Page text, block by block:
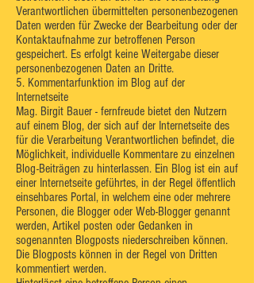
Verantwortlichen übermittelten personenbezogenen
Daten werden für Zwecke der Bearbeitung oder der
Kontaktaufnahme zur betroffenen Person
gespeichert. Es erfolgt keine Weitergabe dieser
personenbezogenen Daten an Dritte.
5. Kommentarfunktion im Blog auf der
Internetseite
Mag. Birgit Bauer - fernfreude bietet den Nutzern
auf einem Blog, der sich auf der Internetseite des
für die Verarbeitung Verantwortlichen befindet, die
Möglichkeit, individuelle Kommentare zu einzelnen
Blog-Beiträgen zu hinterlassen. Ein Blog ist ein auf
einer Internetseite geführtes, in der Regel öffentlich
einsehbares Portal, in welchem eine oder mehrere
Personen, die Blogger oder Web-Blogger genannt
werden, Artikel posten oder Gedanken in
sogenannten Blogposts niederschreiben können.
Die Blogposts können in der Regel von Dritten
kommentiert werden.